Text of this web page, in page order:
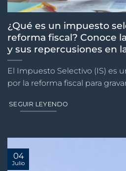
¿Qué es un impuesto
reforma fiscal? Conoce
y sus repercusiones en
El Impuesto Selectivo (IS) es
por la reforma fiscal para
SEGUIR LEYENDO
04
Julio